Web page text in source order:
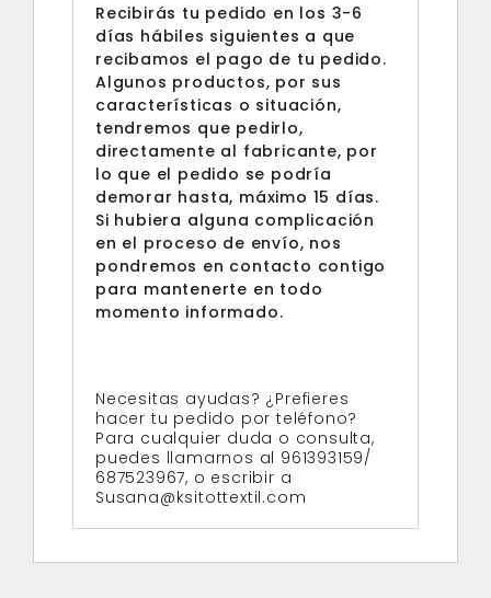
Recibirás tu pedido en los 3-6
días hábiles siguientes a que
recibamos el pago de tu pedido.
Algunos productos, por sus
características o situación,
tendremos que pedirlo,
directamente al fabricante, por
lo que el pedido se podría
demorar hasta, máximo 15 días.
Si hubiera alguna complicación
en el proceso de envío, nos
pondremos en contacto contigo
para mantenerte en todo
momento informado.
Necesitas ayudas? ¿Prefieres
hacer tu pedido por teléfono?
Para cualquier duda o consulta,
puedes llamarnos al 961393159/
687523967, o escribir a
Susana@ksitottextil.com